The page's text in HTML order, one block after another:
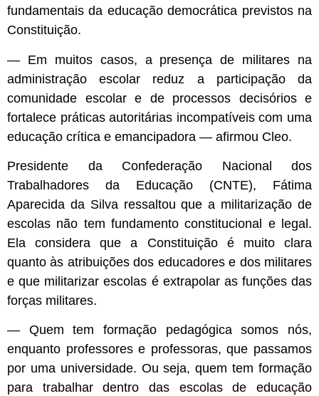
fundamentais da educação democrática previstos na
Constituição.
— Em muitos casos, a presença de militares na
administração escolar reduz a participação da
comunidade escolar e de processos decisórios e
fortalece práticas autoritárias incompatíveis com uma
educação crítica e emancipadora — afirmou Cleo.
Presidente da Confederação Nacional dos
Trabalhadores da Educação (CNTE), Fátima
Aparecida da Silva ressaltou que a militarização de
escolas não tem fundamento constitucional e legal.
Ela considera que a Constituição é muito clara
quanto às atribuições dos educadores e dos militares
e que militarizar escolas é extrapolar as funções das
forças militares.
— Quem tem formação pedagógica somos nós,
enquanto professores e professoras, que passamos
por uma universidade. Ou seja, quem tem formação
para trabalhar dentro das escolas de educação